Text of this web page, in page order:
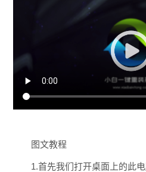
图文教程
1.首先我们打开桌面上的此电